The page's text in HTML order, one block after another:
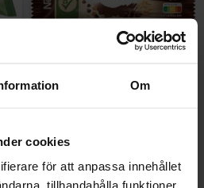
Om
cookies
för att anpassa innehållet
tillhandahålla funktioner
10.31 kr/st